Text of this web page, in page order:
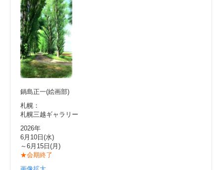
鍋島正一(絵画部)
札幌：
札幌三越ギャラリー
2026年
6月10日(水)
～6月15日(月)
★会期終了